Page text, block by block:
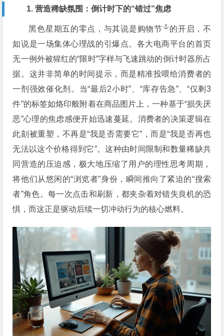
1. 营造稀缺氛围：倒计时下的“错过”焦虑
黑色星期五的零点，与其说是购物节
的开启，不
如说是一场集体心理战的引爆点。各大电商平台的首页
无一例外被猩红的“限时”字样与飞速跳动的倒计时器所占
据。这并非简单的时间提示，而是精准投喂给消费者的
一剂强效催化剂。当“最后2小时”、“库存告急”、“仅剩3
件”的标签如烙印般附着在商品图片上，一种基于“损失厌
恶”心理的焦虑感便开始迅速蔓延。消费者的决策逻辑在
此刻被重塑，不再是“我是否需要它”，而是“我是否再也
无法以这个价格得到它”。这种由时间限制和数量稀缺共
同营造的压迫感，极大地压缩了用户的理性思考周期，
将他们从悠闲的“浏览者”身份，瞬间推向了紧迫的“搜索
者”角色。每一次点击和刷新，都夹杂着对错失良机的恐
惧，而这正是驱动后续一切冲动行为的核心燃料。